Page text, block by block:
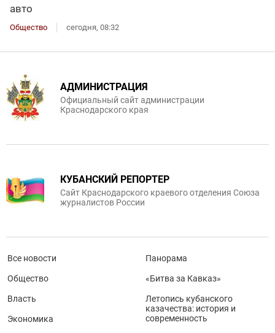
авто
Общество сегодня, 08:32
АДМИНИСТРАЦИЯ
Официальный сайт администрации
Краснодарского края
КУБАНСКИЙ РЕПОРТЕР
Сайт Краснодарского краевого отделения Союза
журналистов России
Все новости
Общество
Власть
Экономика
Панорама
«Битва за Кавказ»
Летопись кубанского
казачества: история и
современность